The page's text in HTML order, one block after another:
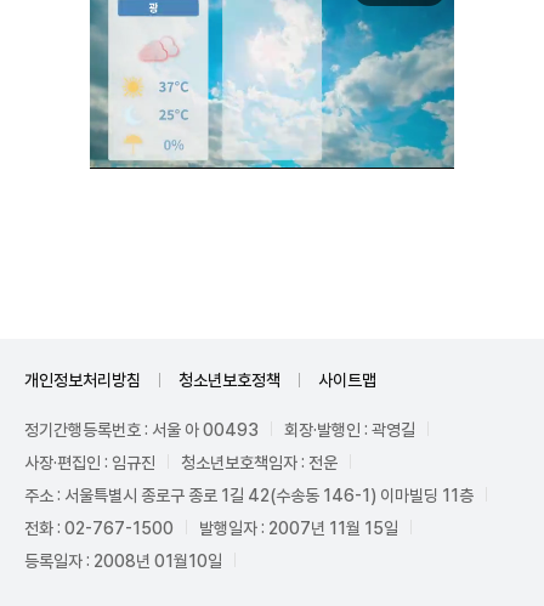
개인정보처리방침 청소년보호정책 사이트맵
정기간행등록번호 : 서울 아 00493
회장·발행인 : 곽영길
사장·편집인 : 임규진
청소년보호책임자 : 전운
주소 : 서울특별시 종로구 종로 1길 42(수송동 146-1) 이마빌딩 11층
전화 : 02-767-1500
발행일자 : 2007년 11월 15일
등록일자 : 2008년 01월10일